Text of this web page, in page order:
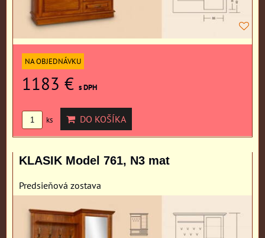
NA OBJEDNÁVKU
1183 € s DPH
ks DO KOŠÍKA
KLASIK Model 761, N3 mat
Predsieňová zostava